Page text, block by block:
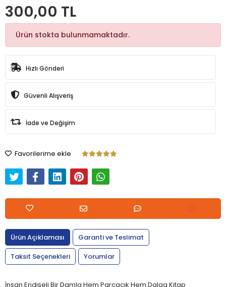
300,00 TL
Ürün stokta bulunmamaktadır.
Hızlı Gönderi
Güvenli Alışveriş
İade ve Değişim
Favorilerime ekle
Ürün Açıklaması
Garanti ve Teslimat
Taksit Seçenekleri
Yorumlar
İnsan Endişeli Bir Damla Hem Parçacık Hem Dalga Kitap